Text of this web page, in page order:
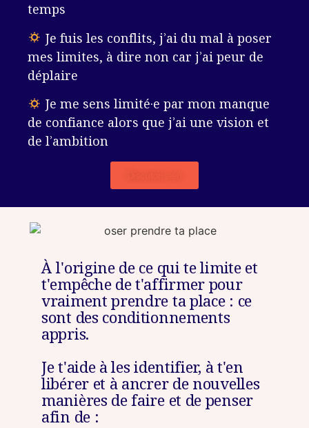
temps
Je fuis les conflits, j’ai du mal à poser
mes limites, à dire non car j’ai peur de
déplaire
Je me sens limité·e par mon manque
de confiance alors que j’ai une vision et
de l’ambition
À l'origine de ce qui te limite et
t'empêche de t'affirmer pour
vraiment prendre ta place : ce
sont des conditionnements
appris.
Je t'aide à les identifier, à t'en
libérer et à ancrer de nouvelles
manières de faire et de penser
afin de :